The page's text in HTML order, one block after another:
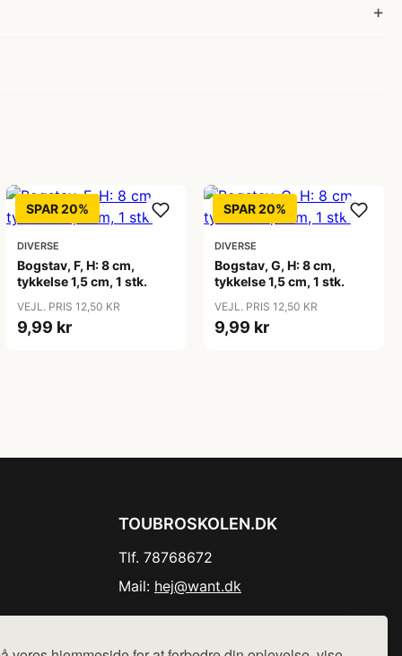
SPAR 20%
DIVERSE
Bogstav, F, H: 8 cm,
tykkelse 1,5 cm, 1 stk.
VEJL. PRIS 12,50 KR
9,99 kr
SPAR 20%
DIVERSE
Bogstav, G, H: 8 cm,
tykkelse 1,5 cm, 1 stk.
VEJL. PRIS 12,50 KR
9,99 kr
TOUBROSKOLEN.DK
Tlf. 78768672
Mail: hej@want.dk